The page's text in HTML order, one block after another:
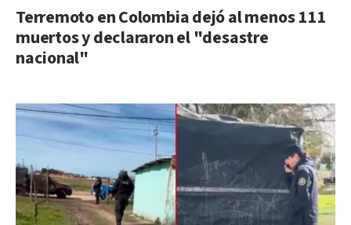
Terremoto en Colombia dejó al menos 111
muertos y declararon el "desastre
nacional"